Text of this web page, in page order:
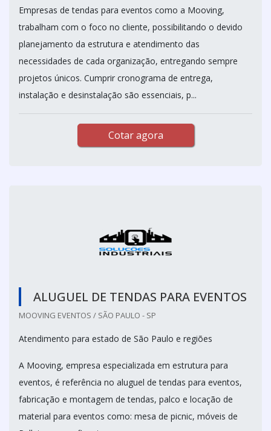
Empresas de tendas para eventos como a Mooving,
trabalham com o foco no cliente, possibilitando o devido
planejamento da estrutura e atendimento das
necessidades de cada organização, entregando sempre
projetos únicos. Cumprir cronograma de entrega,
instalação e desinstalação são essenciais, p...
Cotar agora
ALUGUEL DE TENDAS PARA EVENTOS
MOOVING EVENTOS / SÃO PAULO - SP
Atendimento para estado de São Paulo e regiões
A Mooving, empresa especializada em estrutura para
eventos, é referência no aluguel de tendas para eventos,
fabricação e montagem de tendas, palco e locação de
material para eventos como: mesa de picnic, móveis de